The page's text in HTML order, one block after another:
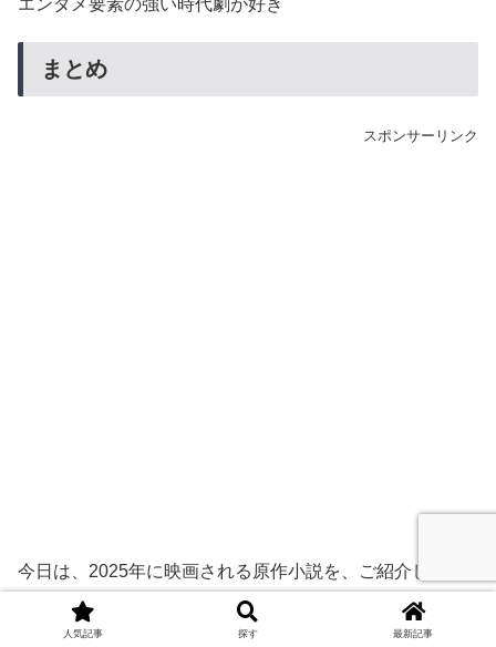
まとめ
スポンサーリンク
今日は、2025年に映画される原作小説を、ご紹介しまし
人気記事 探す 最新記事